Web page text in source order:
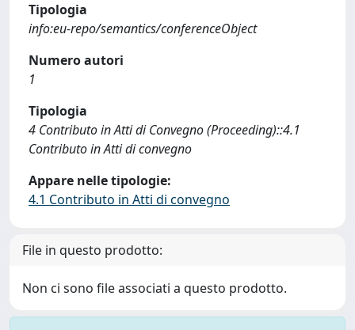
Tipologia
info:eu-repo/semantics/conferenceObject
Numero autori
1
Tipologia
4 Contributo in Atti di Convegno (Proceeding)::4.1
Contributo in Atti di convegno
Appare nelle tipologie:
4.1 Contributo in Atti di convegno
File in questo prodotto:
Non ci sono file associati a questo prodotto.